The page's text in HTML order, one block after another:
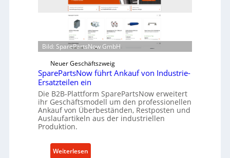
i
d
i
r
e
k
t
e
A
n
t
i
o
e
n
t
w
i
c
k
e
l
t
Bild: SparePartsNow GmbH
Neuer Geschäftszweig
SparePartsNow führt Ankauf von Industrie-
Ersatzteilen ein
Die B2B-Plattform SparePartsNow erweitert
ihr Geschäftsmodell um den professionellen
Ankauf von Überbeständen, Restposten und
Auslaufartikeln aus der industriellen
Produktion.
Weiterlesen